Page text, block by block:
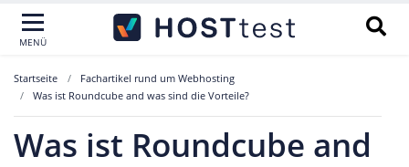
MENÜ
Startseite
Fachartikel rund um Webhosting
Was ist Roundcube and was sind die Vorteile?
Was ist Roundcube and